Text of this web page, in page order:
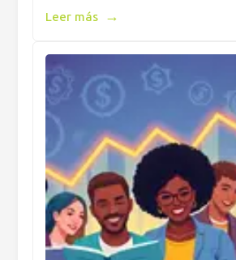
Leer más →